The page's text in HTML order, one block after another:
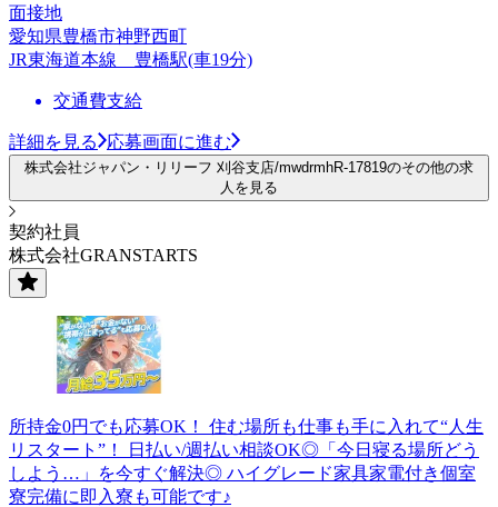
面接地
愛知県豊橋市神野西町
JR東海道本線 豊橋駅(車19分)
交通費支給
詳細を見る 応募画面に進む
株式会社ジャパン・リリーフ 刈谷支店/mwdrmhR-17819のその他の求
人を見る
契約社員
株式会社GRANSTARTS
所持金0円でも応募OK！ 住む場所も仕事も手に入れて“人生
リスタート”！ 日払い/週払い相談OK◎「今日寝る場所どう
しよう…」を今すぐ解決◎ ハイグレード家具家電付き個室
寮完備に即入寮も可能です♪